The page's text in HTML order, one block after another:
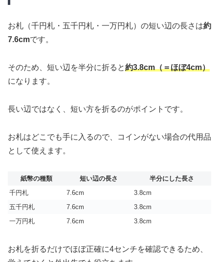
お札（千円札・五千円札・一万円札）の短い辺の長さは約
7.6cmです。
そのため、短い辺を半分に折ると約3.8cm（＝ほぼ4cm）
になります。
長い辺ではなく、短い方を折るのがポイントです。
お札はどこでも手に入るので、コインがない場合の代用品
として使えます。
紙幣の種類 短い辺の長さ
半分にした長さ
千円札
7.6cm
3.8cm
五千円札
7.6cm
3.8cm
一万円札
7.6cm 3.8cm
お札を折るだけでほぼ正確に4センチを確認できるため、